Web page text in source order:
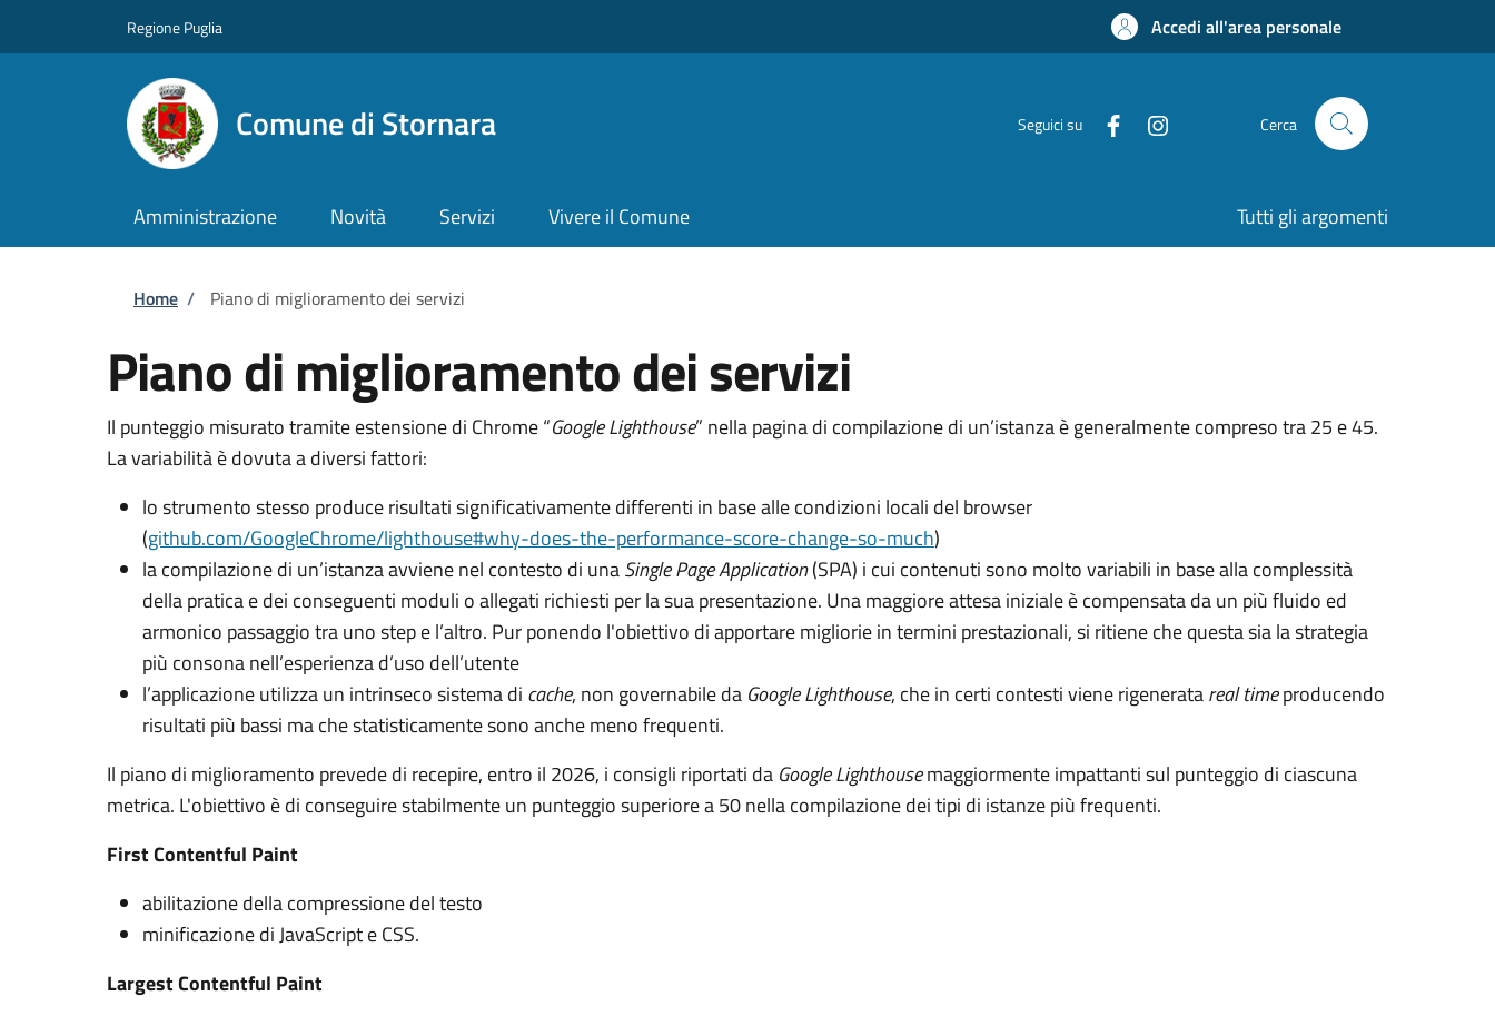
Regione Puglia Accedi all'area personale
Comune di Stornara Seguici su Cerca
Amministrazione Novità Servizi Vivere il Comune Tutti gli argomenti
Briciole di pane
Home / Piano di miglioramento dei servizi
Piano di miglioramento dei servizi
Il punteggio misurato tramite estensione di Chrome “Google Lighthouse” nella pagina di compilazione di un’istanza è generalmente compreso tra 25 e 45.
La variabilità è dovuta a diversi fattori:
lo strumento stesso produce risultati significativamente differenti in base alle condizioni locali del browser
(github.com/GoogleChrome/lighthouse#why-does-the-performance-score-change-so-much)
la compilazione di un’istanza avviene nel contesto di unaSingle Page Application(SPA) i cui contenuti sono molto variabili in base alla complessità
della pratica e dei conseguenti moduli o allegati richiesti per la sua presentazione. Una maggiore attesa iniziale è compensata da un più fluido ed
armonico passaggio tra uno step e l’altro. Pur ponendo l'obiettivo di apportare migliorie in termini prestazionali, si ritiene che questa sia la strategia
più consona nell’esperienza d’uso dell’utente
l’applicazione utilizza un intrinseco sistema di cache, non governabile da Google Lighthouse, che in certi contesti viene rigeneratareal timeproducendo
risultati più bassi ma che statisticamente sono anche meno frequenti.
Il piano di miglioramento prevede di recepire, entro il 2026, i consigli riportati da Google Lighthousemaggiormente impattanti sul punteggio di ciascuna
metrica. L'obiettivo è di conseguire stabilmente un punteggio superiore a 50 nella compilazione dei tipi di istanze più frequenti.
First Contentful Paint
abilitazione della compressione del testo
minificazione di JavaScript e CSS.
Largest Contentful Paint